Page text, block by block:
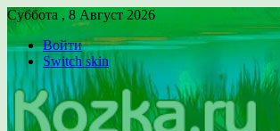
Суббота , 8 Август 2026
Войти
Switch skin